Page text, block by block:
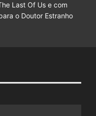
Last Of Us e com
o Doutor Estranho